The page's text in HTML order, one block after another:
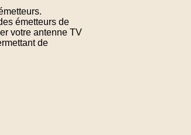
émetteurs de
votre antenne TV
de